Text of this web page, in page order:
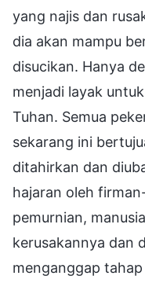
yang najis dan
dia akan mampu
disucikan. Hanya
menjadi layak
Tuhan. Semua
sekarang ini
ditahirkan dan
hajaran oleh
pemurnian,
kerusakannya dan
menganggap